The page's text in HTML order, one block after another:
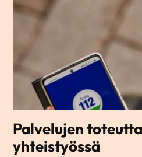
Palvelujen
yhteistyössä